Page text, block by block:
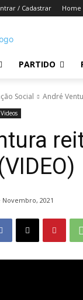
/ Cadastrar Home
PARTIDO
Social André
Videos
Novembro, 2021